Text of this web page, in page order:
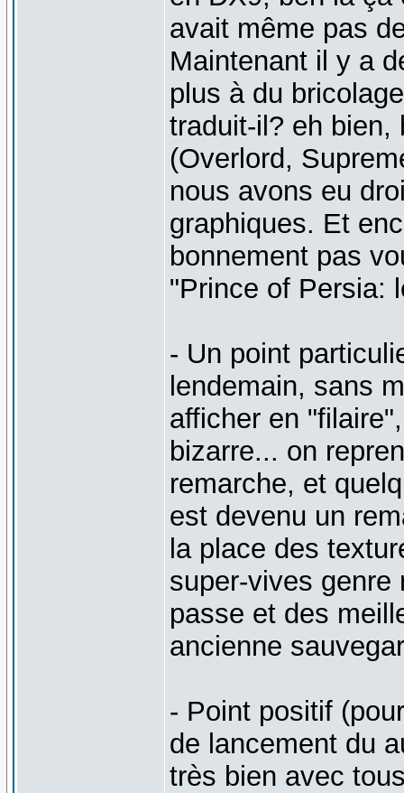
avait même pas
Maintenant il y a
plus à du
traduit-il? eh bien,
(Overlord,
nous avons eu
graphiques. Et
bonnement pas
"Prince of Persia:
- Un point
lendemain, sans
afficher en
bizarre... on
remarche, et
est devenu un
la place des
super-vives genre
passe et des
ancienne
- Point positif
de lancement du
très bien avec